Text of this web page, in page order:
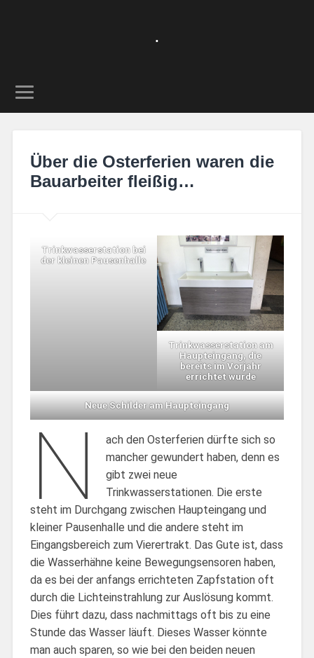
.
Über die Osterferien waren die
Bauarbeiter fleißig…
Trinkwasserstation bei
der kleinen Pausenhalle
Trinkwasserstation am
Haupteingang, die
bereits im Vorjahr
errichtet wurde
Neue Schilder am Haupteingang
N
ach den Osterferien dürfte sich so
mancher gewundert haben, denn es
gibt zwei neue
Trinkwasserstationen. Die erste
steht im Durchgang zwischen Haupteingang und
kleiner Pausenhalle und die andere steht im
Eingangsbereich zum Vierertrakt. Das Gute ist, dass
die Wasserhähne keine Bewegungsensoren haben,
da es bei der anfangs errichteten Zapfstation oft
durch die Lichteinstrahlung zur Auslösung kommt.
Dies führt dazu, dass nachmittags oft bis zu eine
Stunde das Wasser läuft. Dieses Wasser könnte
man auch sparen, so wie bei den beiden neuen